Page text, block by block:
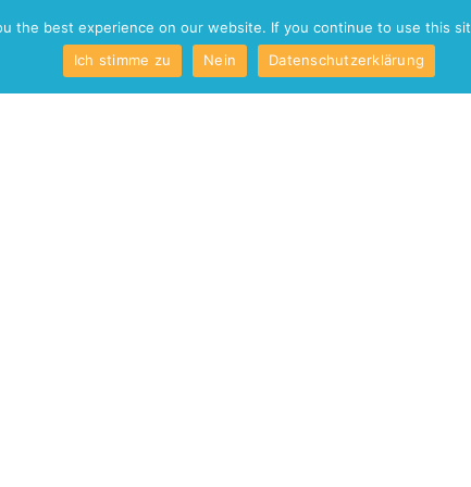
Kontakt
the best experience on our website. If you continue to use this
Ich stimme zu
Nein Datenschutzerklärung